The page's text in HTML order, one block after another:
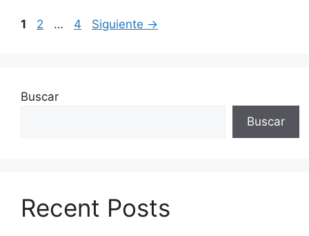
Página
1 Página
2 … Página
4 Siguiente →
Buscar
Buscar
Recent Posts